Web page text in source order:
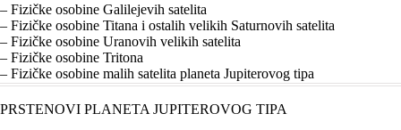
– Fizičke osobine Galilejevih satelita
– Fizičke osobine Titana i ostalih velikih Saturnovih satelita
– Fizičke osobine Uranovih velikih satelita
– Fizičke osobine Tritona
– Fizičke osobine malih satelita planeta Jupiterovog tipa
PRSTENOVI PLANETA JUPITEROVOG TIPA